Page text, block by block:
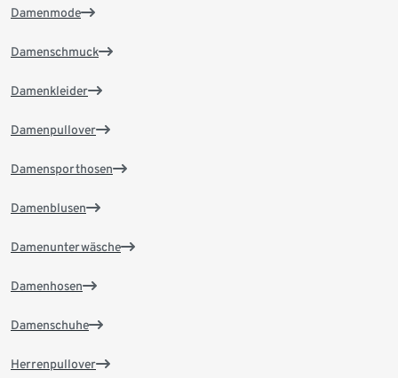
Damenmode
Damenschmuck
Damenkleider
Damenpullover
Damensporthosen
Damenblusen
Damenunterwäsche
Damenhosen
Damenschuhe
Herrenpullover